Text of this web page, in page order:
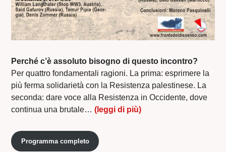
Perché c’è assoluto bisogno di questo incontro?
Per quattro fondamentali ragioni. La prima: esprimere la
più ferma solidarietà con la Resistenza palestinese. La
seconda: dare voce alla Resistenza in Occidente, dove
continua una brutale…(leggi di più)
Programma completo